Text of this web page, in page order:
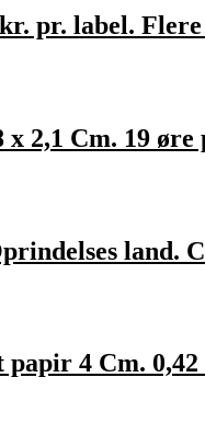
pr. label.
2,1 Cm. 19 øre
land.
4 Cm.